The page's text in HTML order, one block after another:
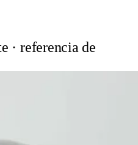
· referencia de